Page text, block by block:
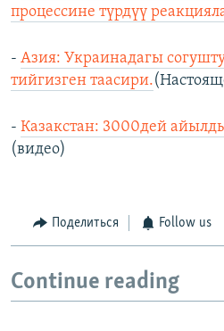
процессине түрдүү
- Азия: Украинадагы
тийгизген таасири.
- Казакстан: 3000дей
(видео)
Поделиться Follow us
Continue reading